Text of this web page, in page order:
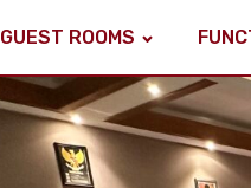
GUEST ROOMS